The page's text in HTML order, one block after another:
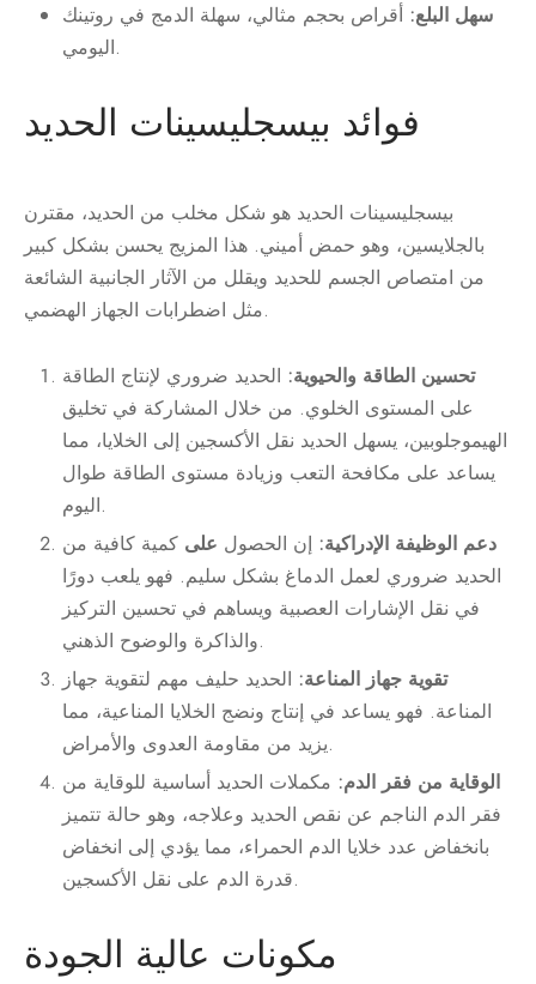
سهل البلع: أقراص بحجم مثالي، سهلة الدمج في روتينك
اليومي.
فوائد بيسجليسينات الحديد
بيسجليسينات الحديد هو شكل مخلب من الحديد، مقترن
بالجلايسين، وهو حمض أميني. هذا المزيج يحسن بشكل كبير
من امتصاص الجسم للحديد ويقلل من الآثار الجانبية الشائعة
مثل اضطرابات الجهاز الهضمي.
تحسين الطاقة والحيوية: الحديد ضروري لإنتاج الطاقة
على المستوى الخلوي. من خلال المشاركة في تخليق
الهيموجلوبين، يسهل الحديد نقل الأكسجين إلى الخلايا، مما
يساعد على مكافحة التعب وزيادة مستوى الطاقة طوال
اليوم.
دعم الوظيفة الإدراكية: إن الحصول على كمية كافية من
الحديد ضروري لعمل الدماغ بشكل سليم. فهو يلعب دورًا
في نقل الإشارات العصبية ويساهم في تحسين التركيز
والذاكرة والوضوح الذهني.
تقوية جهاز المناعة: الحديد حليف مهم لتقوية جهاز
المناعة. فهو يساعد في إنتاج ونضج الخلايا المناعية، مما
يزيد من مقاومة العدوى والأمراض.
الوقاية من فقر الدم: مكملات الحديد أساسية للوقاية من
فقر الدم الناجم عن نقص الحديد وعلاجه، وهو حالة تتميز
بانخفاض عدد خلايا الدم الحمراء، مما يؤدي إلى انخفاض
قدرة الدم على نقل الأكسجين.
مكونات عالية الجودة